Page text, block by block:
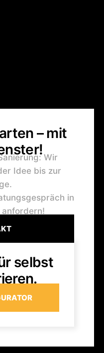
– mit
Wir
Idee bis zur
in
anfordern!
selbst